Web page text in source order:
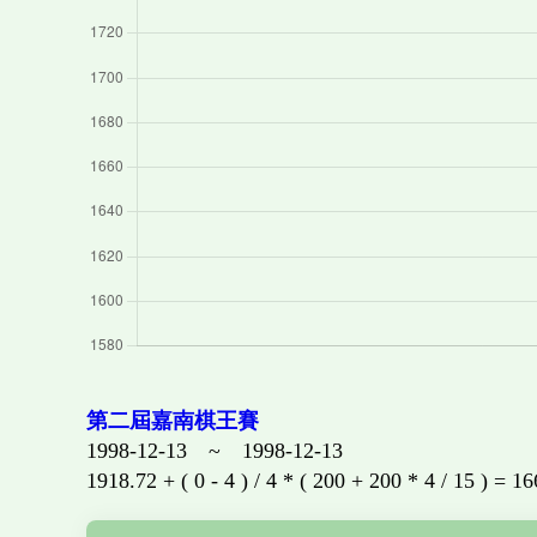
第二屆嘉南棋王賽
1998-12-13 ~ 1998-12-13
1918.72 + ( 0 - 4 ) / 4 * ( 200 + 200 * 4 / 15 ) =